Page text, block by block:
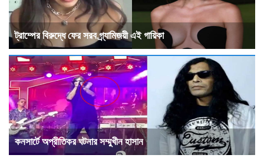
ট্রাম্পের বিরুদ্ধে ফের সরব গ্র্যামিজয়ী এই গায়িকা
কনসার্টে অপ্রীতিকর ঘটনার সম্মুখীন হাসান